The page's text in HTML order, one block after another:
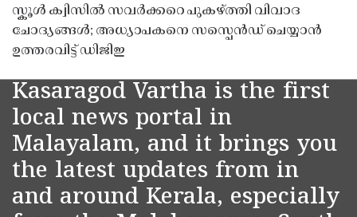
സ്കൂൾ ക്വിസിൽ സവർക്കറെ പുകഴ്ത്തി വിവാദ
ചോദ്യങ്ങൾ; അധ്യാപകനെ സസ്പെൻഡ് ചെയ്യാൻ
ഉത്തരവിട്ട് ഡിജിഇ
Kasaragod Vartha is the first
local news portal in
Malayalam, and it brings you
the latest updates from in
and around Kerala, especially